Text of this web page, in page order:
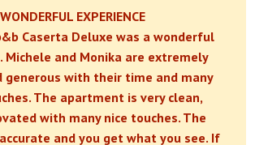
WONDERFUL EXPERIENCE
Caserta Deluxe was a wonderful
Michele and Monika are extremely
generous with their time and many
The apartment is very clean,
with many nice touches. The
and you get what you see. If